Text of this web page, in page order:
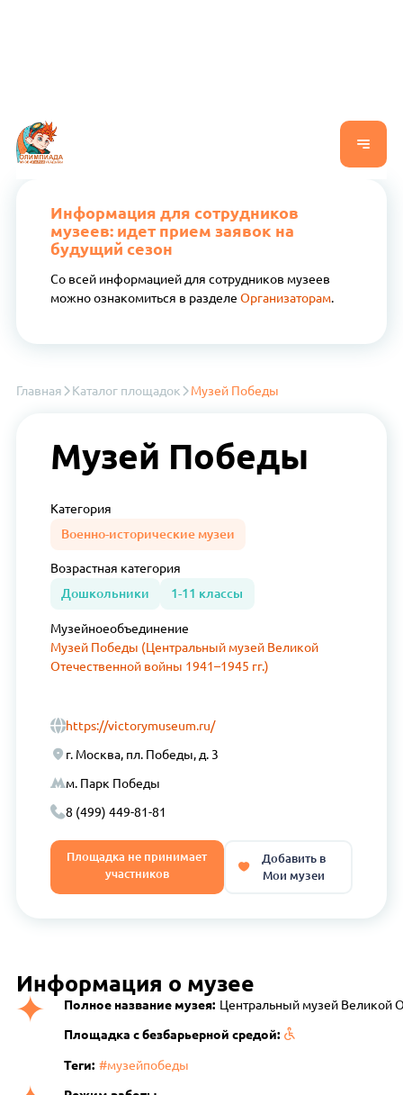
Информация для сотрудников
музеев: идет прием заявок на
будущий сезон
Со всей информацией для сотрудников музеев
можно ознакомиться в разделе Организаторам.
Главная Каталог площадок Музей Победы
Музей Победы
Категория
Военно-исторические музеи
Возрастная категория
Дошкольники
1-11 классы
Музейноеобъединение
Музей Победы (Центральный музей Великой
Отечественной войны 1941–1945 гг.)
https://victorymuseum.ru/
г. Москва, пл. Победы, д. 3
м. Парк Победы
8 (499) 449-81-81
Площадка не принимает
участников
Добавить в
Мои музеи
Информация о музее
Полное название музея: Центральный музей Великой
Площадка с безбарьерной средой:
Теги: #музейпобеды